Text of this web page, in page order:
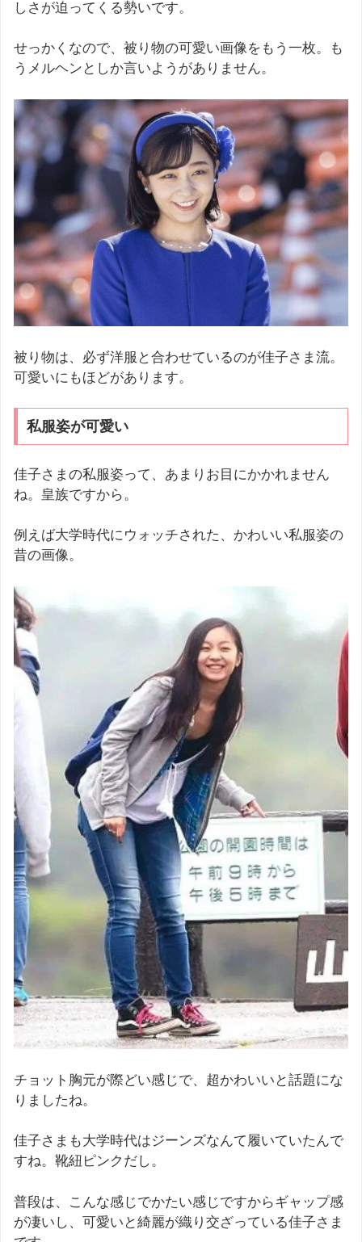
しさが迫ってくる勢いです。
せっかくなので、被り物の可愛い画像をもう一枚。も
うメルヘンとしか言いようがありません。
被り物は、必ず洋服と合わせているのが佳子さま流。
可愛いにもほどがあります。
私服姿が可愛い
佳子さまの私服姿って、あまりお目にかかれません
ね。皇族ですから。
例えば大学時代にウォッチされた、かわいい私服姿の
昔の画像。
チョット胸元が際どい感じで、超かわいいと話題にな
りましたね。
佳子さまも大学時代はジーンズなんて履いていたんで
すね。靴紐ピンクだし。
普段は、こんな感じでかたい感じですからギャップ感
が凄いし、可愛いと綺麗が織り交ざっている佳子さま